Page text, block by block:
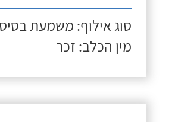
סוג אילוף: משמעת
מין הכלב: זכר